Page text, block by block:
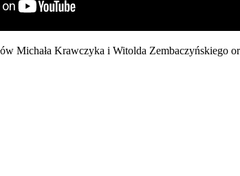
Michała Krawczyka i Witolda Zembaczyńskiego